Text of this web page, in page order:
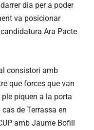
dia per a poder
va posicionar
Ara Pacte
consistori amb
que forces que van
piquen a la porta
de Terrassa en
amb Jaume Bofill